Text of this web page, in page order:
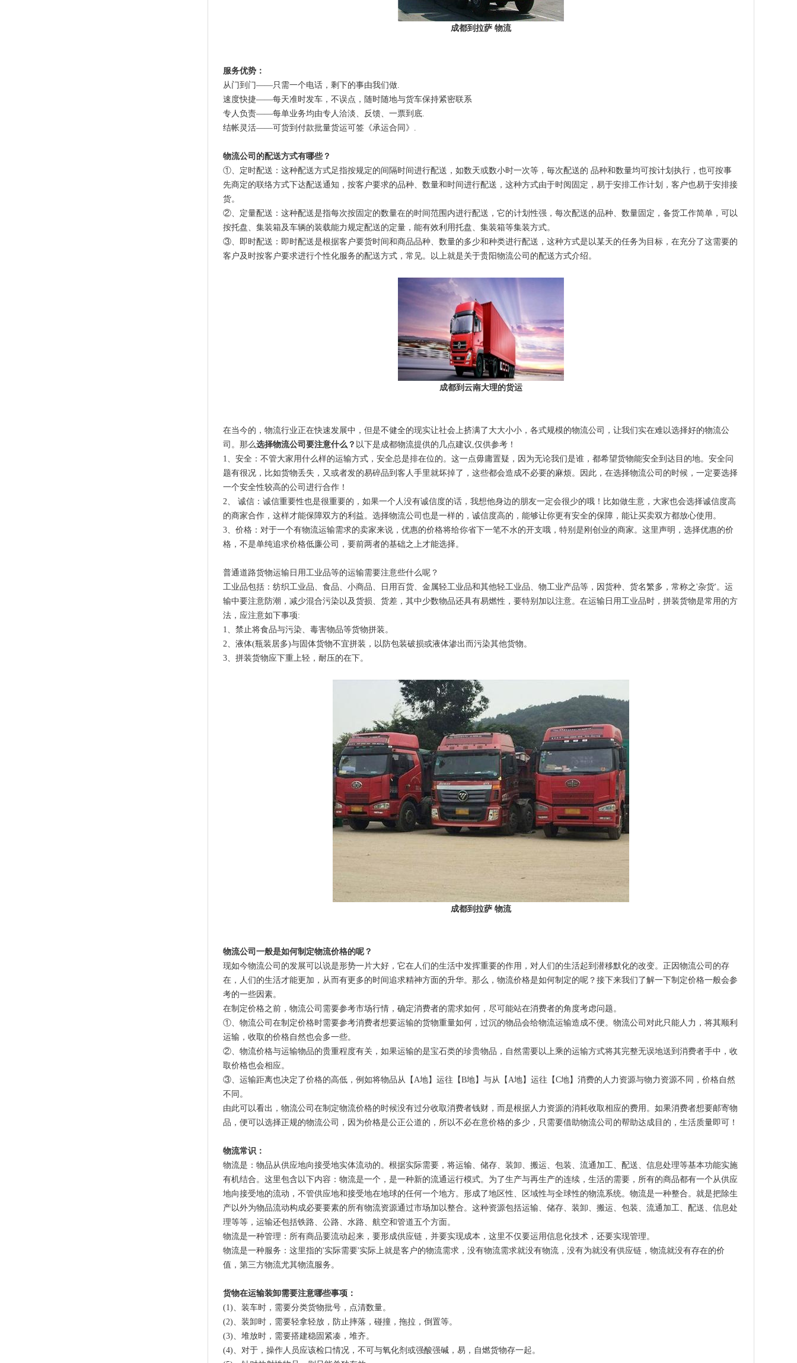
成都到拉萨 物流
服务优势：
从门到门——只需一个电话，剩下的事由我们做.
速度快捷——每天准时发车，不误点，随时随地与货车保持紧密联系
专人负责——每单业务均由专人洽淡、反馈、一票到底.
结帐灵活——可货到付款批量货运可签《承运合同》.
物流公司的配送方式有哪些？
①、定时配送：这种配送方式足指按规定的间隔时间进行配送，如数天或数小时一次等，毎次配送的 品种和数量均可按计划执行，也可按事
先商定的联络方式下达配送通知，按客户要求的品种、数量和时间进行配送，这种方式由于时阅固定，易于安排工作计划，客户也易于安排接
货。
②、定量配送：这种配送是指每次按固定的数量在的时间范围内进行配送，它的计划性强，每次配送的品种、数量固定，备货工作简单，可以
按托盘、集装箱及车辆的装载能力规定配送的定量，能有效利用托盘、集装箱等集装方式。
③、即时配送：即时配送是根据客户要货时间和商品品种、数量的多少和种类进行配送，这种方式是以某天的任务为目标，在充分了这需要的
客户及时按客户要求进行个性化服务的配送方式，常见。以上就是关于贵阳物流公司的配送方式介绍。
成都到云南大理的货运
在当今的，物流行业正在快速发展中，但是不健全的现实让社会上挤满了大大小小，各式规模的物流公司，让我们实在难以选择好的物流公
司。那么选择物流公司要注意什么？ 以下是成都物流提供的几点建议,仅供参考！
1、安全：不管大家用什么样的运输方式，安全总是排在位的。这一点毋庸置疑，因为无论我们是谁，都希望货物能安全到达目的地。安全问
题有很况，比如货物丢失，又或者发的易碎品到客人手里就坏掉了，这些都会造成不必要的麻烦。因此，在选择物流公司的时候，一定要选择
一个安全性较高的公司进行合作！
2、 诚信：诚信重要性也是很重要的，如果一个人没有诚信度的话，我想他身边的朋友一定会很少的哦！比如做生意，大家也会选择诚信度高
的商家合作，这样才能保障双方的利益。选择物流公司也是一样的，诚信度高的，能够让你更有安全的保障，能让买卖双方都放心使用。
3、价格：对于一个有物流运输需求的卖家来说，优惠的价格将给你省下一笔不水的开支哦，特别是刚创业的商家。这里声明，选择优惠的价
格，不是单纯追求价格低廉公司，要前两者的基础之上才能选择。
普通道路货物运输日用工业品等的运输需要注意些什么呢？
工业品包括：纺织工业品、食品、小商品、日用百货、金属轻工业品和其他轻工业品、物工业产品等，因货种、货名繁多，常称之'杂货'。运
输中要注意防潮，减少混合污染以及货损、货差，其中少数物品还具有易燃性，要特别加以注意。在运输日用工业品时，拼装货物是常用的方
法，应注意如下事项:
1、禁止将食品与污染、毒害物品等货物拼装。
2、液体(瓶装居多)与固体货物不宜拼装，以防包装破损或液体渗出而污染其他货物。
3、拼装货物应下重上轻，耐压的在下。
成都到拉萨 物流
物流公司一般是如何制定物流价格的呢？
现如今物流公司的发展可以说是形势一片大好，它在人们的生活中发挥重要的作用，对人们的生活起到潜移默化的改变。正因物流公司的存
在，人们的生活才能更加，从而有更多的时间追求精神方面的升华。那么，物流价格是如何制定的呢？接下来我们了解一下制定价格一般会参
考的一些因素。
在制定价格之前，物流公司需要参考市场行情，确定消费者的需求如何，尽可能站在消费者的角度考虑问题。
①、物流公司在制定价格时需要参考消费者想要运输的货物重量如何，过沉的物品会给物流运输造成不便。物流公司对此只能人力，将其顺利
运输，收取的价格自然也会多一些。
②、物流价格与运输物品的贵重程度有关，如果运输的是宝石类的珍贵物品，自然需要以上乘的运输方式将其完整无误地送到消费者手中，收
取价格也会相应。
③、运输距离也决定了价格的高低，例如将物品从【A地】运往【B地】与从【A地】运往【C地】消费的人力资源与物力资源不同，价格自然
不同。
由此可以看出，物流公司在制定物流价格的时候没有过分收取消费者钱财，而是根据人力资源的消耗收取相应的费用。如果消费者想要邮寄物
品，便可以选择正规的物流公司，因为价格是公正公道的，所以不必在意价格的多少，只需要借助物流公司的帮助达成目的，生活质量即可！
物流常识：
物流是：物品从供应地向接受地实体流动的。根据实际需要，将运输、储存、装卸、搬运、包装、流通加工、配送、信息处理等基本功能实施
有机结合。这里包含以下内容：物流是一个，是一种新的流通运行模式。为了生产与再生产的连续，生活的需要，所有的商品都有一个从供应
地向接受地的流动，不管供应地和接受地在地球的任何一个地方。形成了地区性、区域性与全球性的物流系统。物流是一种整合。就是把除生
产以外为物品流动构成必要要素的所有物流资源通过市场加以整合。这种资源包括运输、储存、装卸、搬运、包装、流通加工、配送、信息处
理等等，运输还包括铁路、公路、水路、航空和管道五个方面。
物流是一种管理：所有商品要流动起来，要形成供应链，并要实现成本，这里不仅要运用信息化技术，还要实现管理。
物流是一种服务：这里指的'实际需要'实际上就是客户的物流需求，没有物流需求就没有物流，没有为就没有供应链，物流就没有存在的价
值，第三方物流尤其物流服务。
货物在运输装卸需要注意哪些事项：
(1)、装车时，需要分类货物批号，点清数量。
(2)、装卸时，需要轻拿轻放，防止摔落，碰撞，拖拉，倒置等。
(3)、堆放时，需要搭建稳固紧凑，堆齐。
(4)、对于，操作人员应该检口情况，不可与氧化剂或强酸强碱，易，自燃货物存一起。